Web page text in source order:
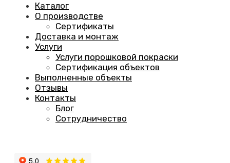
Каталог
О производстве
Сертификаты
Доставка и монтаж
Услуги
Услуги порошковой покраски
Сертификация объектов
Выполненные объекты
Отзывы
Контакты
Блог
Сотрудничество